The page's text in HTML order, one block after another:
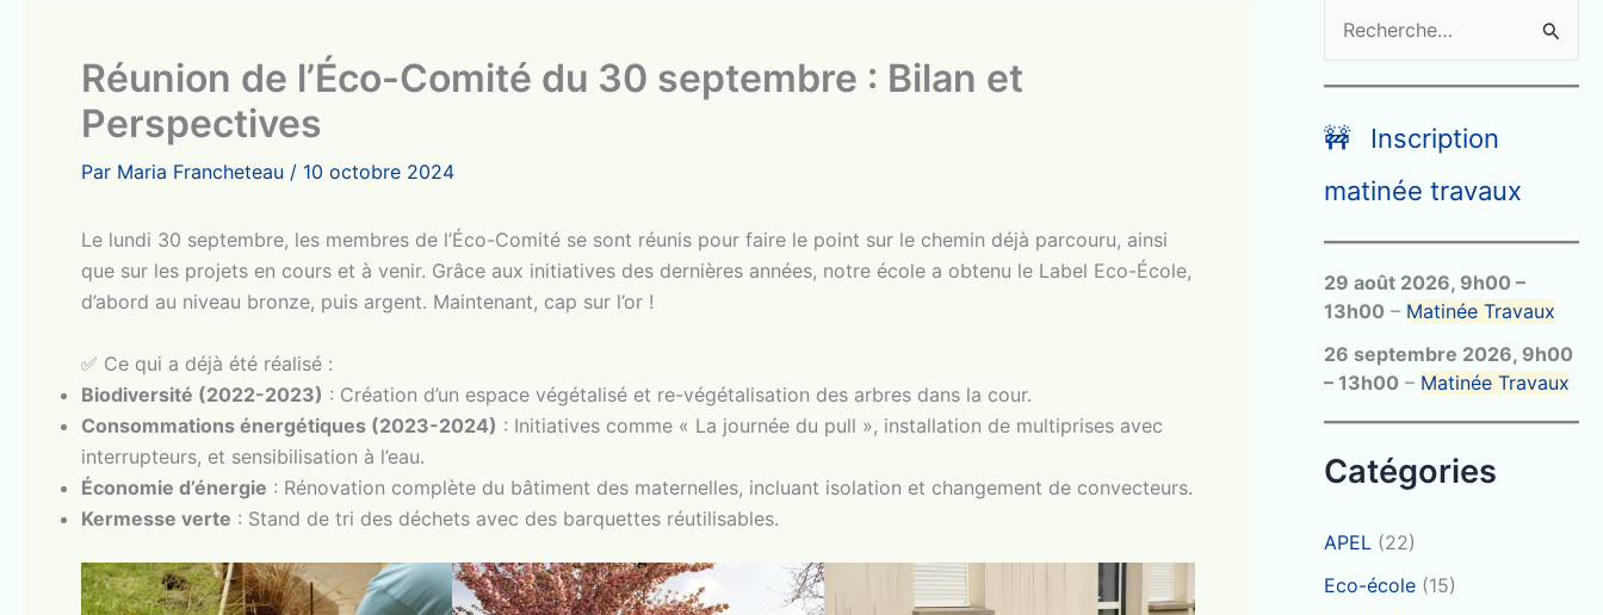
Réunion de l’Éco-Comité du 30 septembre : Bilan et
Perspectives
Par Maria Francheteau / 10 octobre 2024
Le lundi 30 septembre, les membres de l’Éco-Comité se sont réunis pour faire le point sur le chemin déjà parcouru, ainsi
que sur les projets en cours et à venir. Grâce aux initiatives des dernières années, notre école a obtenu le Label Eco-École,
d’abord au niveau bronze, puis argent. Maintenant, cap sur l’or !
✅ Ce qui a déjà été réalisé :
Biodiversité (2022-2023) : Création d’un espace végétalisé et re-végétalisation des arbres dans la cour.
Consommations énergétiques (2023-2024) : Initiatives comme « La journée du pull », installation de multiprises avec
interrupteurs, et sensibilisation à l’eau.
Économie d’énergie : Rénovation complète du bâtiment des maternelles, incluant isolation et changement de convecteurs.
Kermesse verte : Stand de tri des déchets avec des barquettes réutilisables.
e
c
h
r
c
h
e
r
🚧 Inscription
matinée travaux
29 août 2026, 9h00 –
13h00 – Matinée Travaux
26 septembre 2026, 9h00
– 13h00 – Matinée Travaux
Catégories
APEL (22)
Eco-école (15)